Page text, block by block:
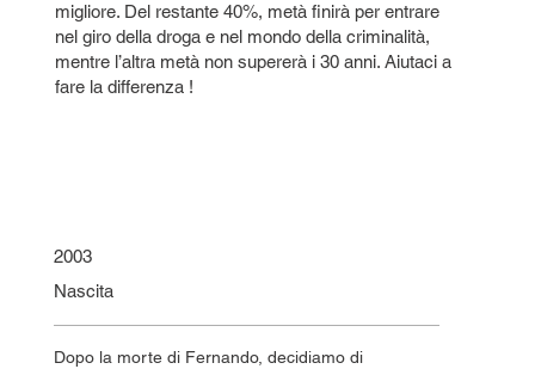
migliore. Del restante 40%, metà finirà per entrare
nel giro della droga e nel mondo della criminalità,
mentre l’altra metà non supererà i 30 anni. Aiutaci a
fare la differenza !
2003
Nascita
Dopo la morte di Fernando, decidiamo di